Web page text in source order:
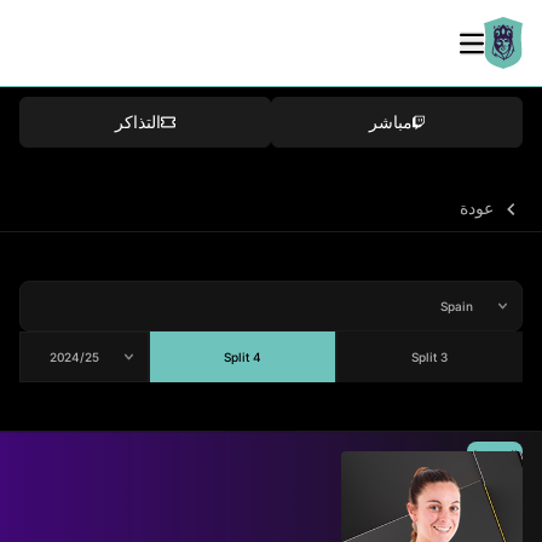
مباشر التذاكر
عودة
Split 3
Split 4
المتوسط
80